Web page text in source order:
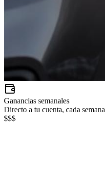
Ganancias semanales
Directo a tu cuenta, cada semana
$$$